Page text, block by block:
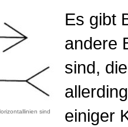
sind
Es gibt
andere
sind,
einiger